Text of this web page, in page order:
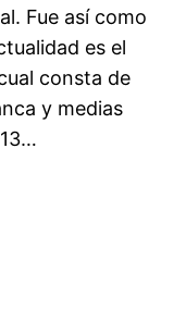
Fue así como
es el
consta de
y medias